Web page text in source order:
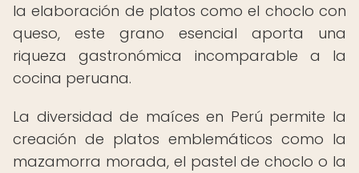
la elaboración de platos como el choclo con
queso, este grano esencial aporta una
riqueza gastronómica incomparable a la
cocina peruana.
La diversidad de maíces en Perú permite la
creación de platos emblemáticos como la
mazamorra morada, el pastel de choclo o la